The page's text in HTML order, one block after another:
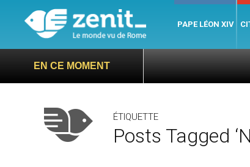
PAPE LÉON XIV
EN CE MOMENT
ÉTIQUETTE
Posts Tagged